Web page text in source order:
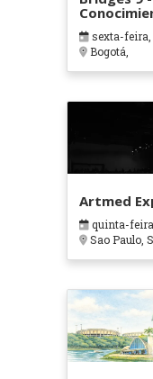
sexta-feira,
Bogotá,
Artmed
quinta-
Sao Paulo,